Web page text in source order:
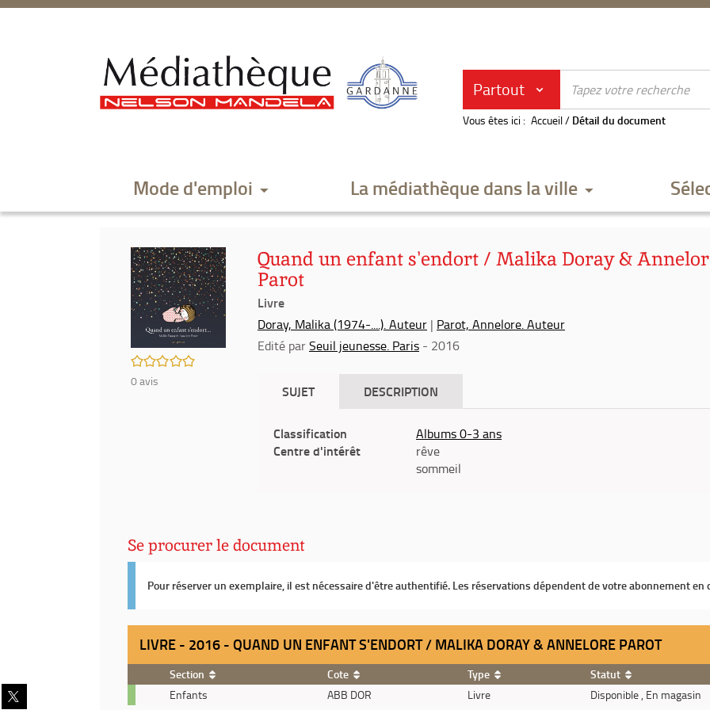
recherche
Partout
Vous êtes ici : Accueil/ Détail du document
Mode d'emploi La médiathèque dans la ville
Partager
sur
/5
0avis
Quand un enfant s'endort / Malika Doray &
Parot
Livre
Doray, Malika (1974-....). Auteur | Parot, Annelore. Auteur
Edité parSeuil jeunesse. Paris - 2016
SUJET DESCRIPTION
Classification Albums 0-3 ans
Centre d'intérêt
rêve
sommeil
Se procurer le document
Pour réserver un exemplaire, il est nécessaire d'être authentifié. Les réservations dépendent de votre abonnement en
LIVRE - 2016 - QUAND UN ENFANT S'ENDORT / MALIKA DORAY & ANNELORE PAROT
Section Cote Type
Statut
Enfants
ABB DOR Livre Disponible , En magasin